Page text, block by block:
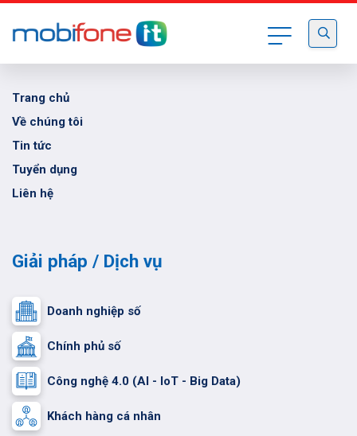
Trung tâm CNTT MobiFone
Trang chủ
Về chúng tôi
Tin tức
Tuyển dụng
Liên hệ
Giải pháp / Dịch vụ
Doanh nghiệp số
Chính phủ số
Công nghệ 4.0 (AI - IoT - Big Data)
Khách hàng cá nhân